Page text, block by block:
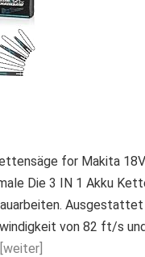
for Makita
Die 3 IN 1 Akku
von 82 ft/s
[weiter]